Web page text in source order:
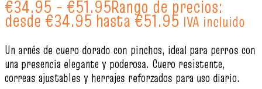
€34.95 - €51.95Rango de precios:
desde €34.95 hasta €51.95 IVA incluido
Un arnés de cuero dorado con pinchos, ideal para perros con
una presencia elegante y poderosa. Cuero resistente,
correas ajustables y herrajes reforzados para uso diario.